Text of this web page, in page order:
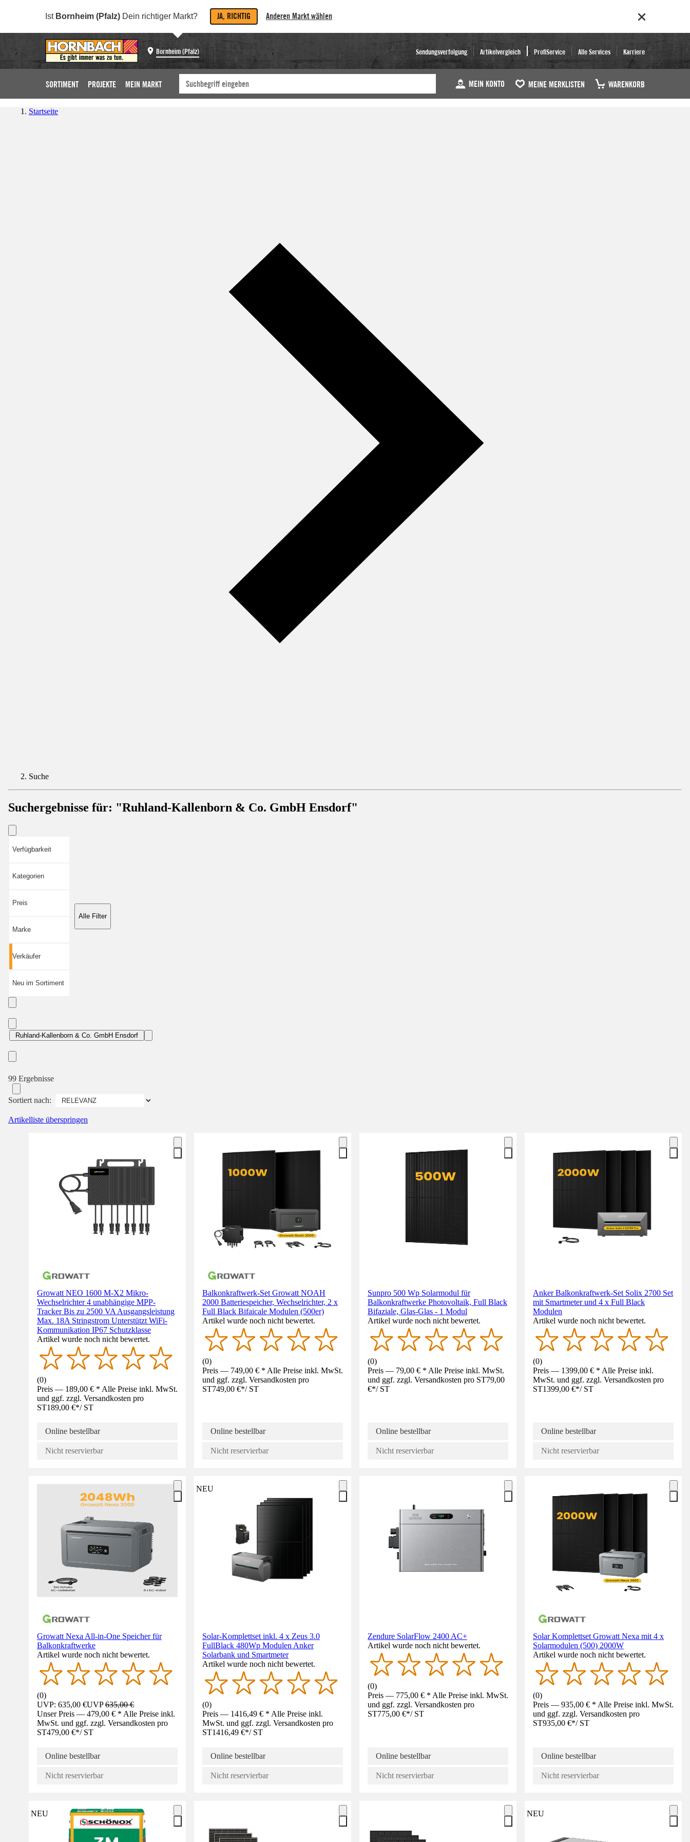
Ist Bornheim (Pfalz) Dein richtiger Markt? JA, RICHTIG Anderen Markt wählen
Bornheim (Pfalz) Sendungsverfolgung Artikelvergleich ProfiService Alle Services Karriere
SORTIMENT PROJEKTE MEIN MARKT MEIN KONTO MEINE MERKLISTEN WARENKORB
Startseite
Suche
Suchergebnisse für: "Ruhland-Kallenborn & Co. GmbH Ensdorf"
Verfügbarkeit
Kategorien
Preis
Marke
Verkäufer
Neu im Sortiment
Alle Filter
Ruhland-Kallenborn & Co. GmbH Ensdorf
99 Ergebnisse
Sortiert nach:
Artikelliste überspringen
Growatt NEO 1600 M-X2 Mikro-
Wechselrichter 4 unabhängige MPP-
Tracker Bis zu 2500 VA Ausgangsleistung
Max. 18A Stringstrom Unterstützt WiFi-
Kommunikation IP67 Schutzklasse
Artikel wurde noch nicht bewertet.
(0)
Preis — 189,00 € * Alle Preise inkl. MwSt.
und ggf. zzgl. Versandkosten pro
ST189,00 €*/ ST
Online bestellbar
Nicht reservierbar
Balkonkraftwerk-Set Growatt NOAH
2000 Batteriespeicher, Wechselrichter, 2 x
Full Black Bifaicale Modulen (500er)
Artikel wurde noch nicht bewertet.
(0)
Preis — 749,00 € * Alle Preise inkl. MwSt.
und ggf. zzgl. Versandkosten pro
ST749,00 €*/ ST
Online bestellbar
Nicht reservierbar
Sunpro 500 Wp Solarmodul für
Balkonkraftwerke Photovoltaik, Full Black
Bifaziale, Glas-Glas - 1 Modul
Artikel wurde noch nicht bewertet.
(0)
Preis — 79,00 € * Alle Preise inkl. MwSt.
und ggf. zzgl. Versandkosten pro ST79,00
€*/ ST
Online bestellbar
Nicht reservierbar
Anker Balkonkraftwerk-Set Solix 2700 Set
mit Smartmeter und 4 x Full Black
Modulen
Artikel wurde noch nicht bewertet.
(0)
Preis — 1399,00 € * Alle Preise inkl.
MwSt. und ggf. zzgl. Versandkosten pro
ST1399,00 €*/ ST
Online bestellbar
Nicht reservierbar
Growatt Nexa All-in-One Speicher für
Balkonkraftwerke
Artikel wurde noch nicht bewertet.
(0)
UVP: 635,00 €UVP635,00 €
Unser Preis — 479,00 € * Alle Preise inkl.
MwSt. und ggf. zzgl. Versandkosten pro
ST479,00 €*/ ST
Online bestellbar
Nicht reservierbar
NEU
Solar-Komplettset inkl. 4 x Zeus 3.0
FullBlack 480Wp Modulen Anker
Solarbank und Smartmeter
Artikel wurde noch nicht bewertet.
(0)
Preis — 1416,49 € * Alle Preise inkl.
MwSt. und ggf. zzgl. Versandkosten pro
ST1416,49 €*/ ST
Online bestellbar
Nicht reservierbar
Zendure SolarFlow 2400 AC+
Artikel wurde noch nicht bewertet.
(0)
Preis — 775,00 € * Alle Preise inkl. MwSt.
und ggf. zzgl. Versandkosten pro
ST775,00 €*/ ST
Online bestellbar
Nicht reservierbar
Solar Komplettset Growatt Nexa mit 4 x
Solarmodulen (500) 2000W
Artikel wurde noch nicht bewertet.
(0)
Preis — 935,00 € * Alle Preise inkl. MwSt.
und ggf. zzgl. Versandkosten pro
ST935,00 €*/ ST
Online bestellbar
Nicht reservierbar
NEU NEU